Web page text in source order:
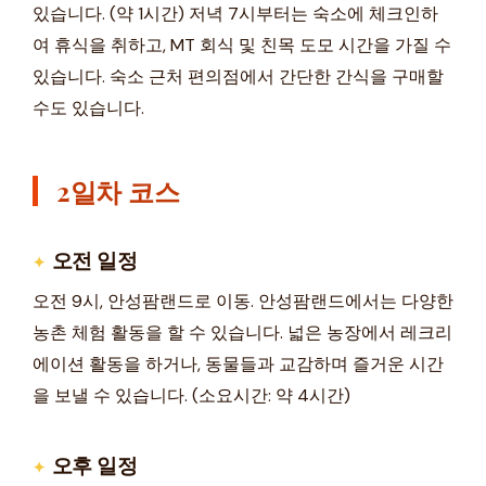
있습니다. (약 1시간) 저녁 7시부터는 숙소에 체크인하
여 휴식을 취하고, MT 회식 및 친목 도모 시간을 가질 수
있습니다. 숙소 근처 편의점에서 간단한 간식을 구매할
수도 있습니다.
2일차 코스
오전 일정
오전 9시, 안성팜랜드로 이동. 안성팜랜드에서는 다양한
농촌 체험 활동을 할 수 있습니다. 넓은 농장에서 레크리
에이션 활동을 하거나, 동물들과 교감하며 즐거운 시간
을 보낼 수 있습니다. (소요시간: 약 4시간)
오후 일정